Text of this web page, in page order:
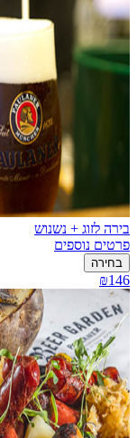
בירה לזוג + נשנוש
פרטים נוספים
בחירה
₪146